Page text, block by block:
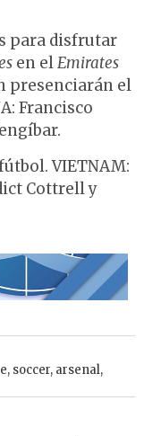
para disfrutar
en elEmirates
presenciarán el
Francisco
VIETNAM:
Cottrell y
, soccer, arsenal,